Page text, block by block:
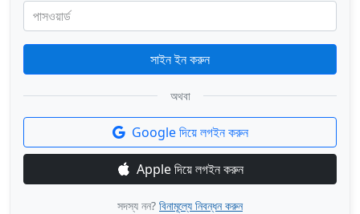
পাসওয়ার্ড
সাইন ইন করুন
অথবা
Google দিয়ে লগইন করুন
Apple দিয়ে লগইন করুন
সদস্য নন? বিনামূল্যে নিবন্ধন করুন